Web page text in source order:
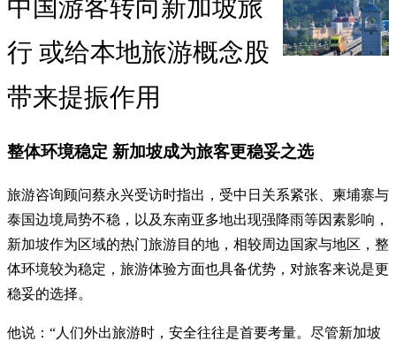
中国游客转向新加坡旅
行 或给本地旅游概念股
带来提振作用
整体环境稳定 新加坡成为旅客更稳妥之选
旅游咨询顾问蔡永兴受访时指出，受中日关系紧张、柬埔寨与
泰国边境局势不稳，以及东南亚多地出现强降雨等因素影响，
新加坡作为区域的热门旅游目的地，相较周边国家与地区，整
体环境较为稳定，旅游体验方面也具备优势，对旅客来说是更
稳妥的选择。
他说：“人们外出旅游时，安全往往是首要考量。尽管新加坡